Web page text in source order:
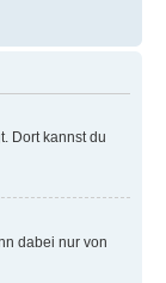
Dort kannst du
dabei nur von